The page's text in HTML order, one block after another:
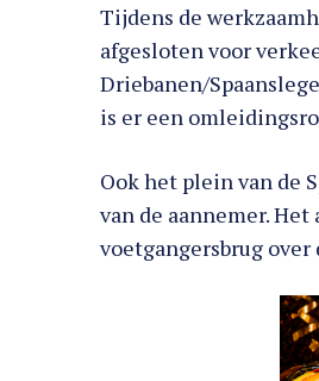
Tijdens de
afgesloten voor
Driebanen/
is er een
Ook het plein van de
van de aannemer.
voetgangersbrug